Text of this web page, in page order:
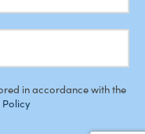
in accordance with the